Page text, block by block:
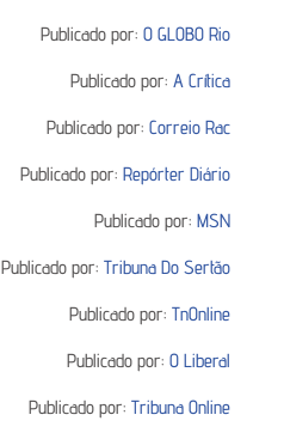
Publicado por:O GLOBO Rio
Publicado por:A Crítica
Publicado por:Correio Rac
Publicado por:Repórter Diário
Publicado por:MSN
Publicado por:Tribuna Do Sertão
Publicado por:TnOnline
Publicado por:O Liberal
Publicado por:Tribuna Online